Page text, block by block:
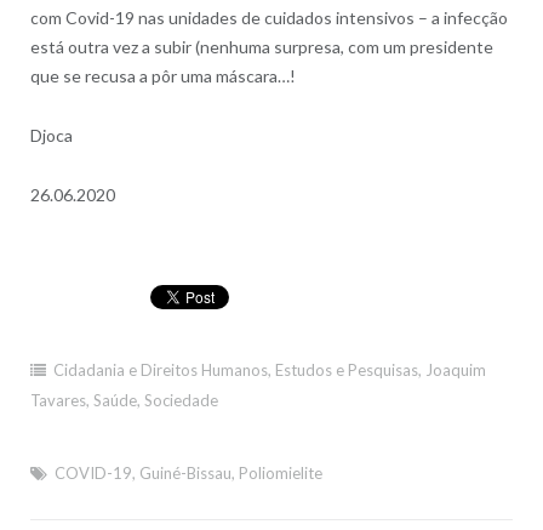
com Covid-19 nas unidades de cuidados intensivos – a infecção
está outra vez a subir (nenhuma surpresa, com um presidente
que se recusa a pôr uma máscara…!
Djoca
26.06.2020
Cidadania e Direitos Humanos, Estudos e Pesquisas, Joaquim
Tavares, Saúde, Sociedade
COVID-19, Guiné-Bissau, Poliomielite